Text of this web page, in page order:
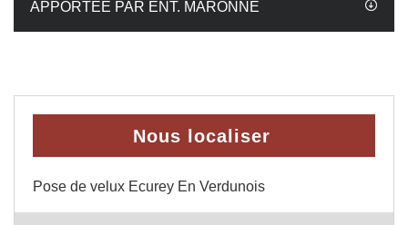
APPORTÉE PAR ENT. MARONNE
Nous localiser
Pose de velux Ecurey En Verdunois